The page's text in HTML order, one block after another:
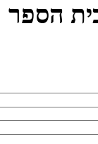
הספר